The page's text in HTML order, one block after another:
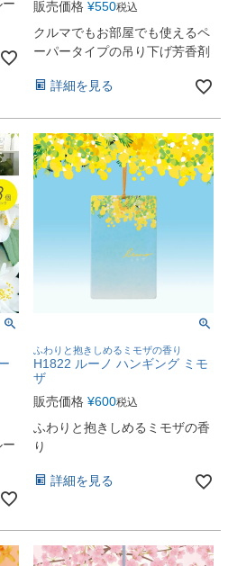
販売価格 ¥550税込
クルマでもお部屋でも使えるペ
ーパータイプの吊り下げ芳香剤
詳細を見る
ふわりと抱きしめるミモザの香り
H1822 ルーノ ハンギング ミモ
ザ
販売価格 ¥600税込
ふわりと抱きしめるミモザの香
り
詳細を見る